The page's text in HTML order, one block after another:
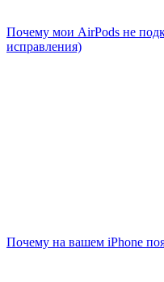
Почему мои AirPods не
исправления)
Почему на вашем iPhone